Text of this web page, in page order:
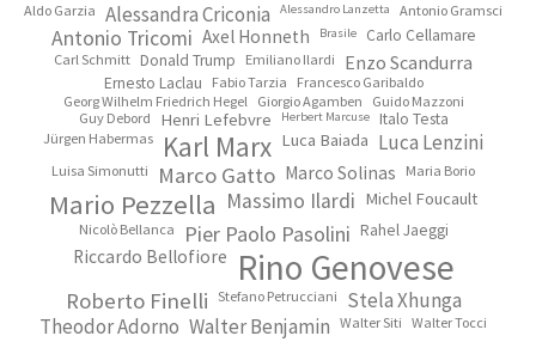
Aldo Garzia Alessandra Criconia Alessandro Lanzetta Antonio Gramsci
Antonio Tricomi Axel Honneth Brasile Carlo Cellamare
Carl Schmitt Donald Trump Emiliano Ilardi Enzo Scandurra
Ernesto Laclau Fabio Tarzia
Francesco Garibaldo
Georg Wilhelm Friedrich Hegel
Giorgio Agamben
Guido Mazzoni
Guy Debord
Henri Lefebvre Herbert Marcuse Italo Testa
Jürgen Habermas Karl Marx Luca Baiada Luca Lenzini
Luisa Simonutti Marco Gatto Marco Solinas Maria Borio
Mario Pezzella Massimo Ilardi Michel Foucault
Nicolò Bellanca Pier Paolo Pasolini Rahel Jaeggi
Riccardo Bellofiore Rino Genovese
Roberto Finelli Stefano Petrucciani
Stela Xhunga
Theodor Adorno Walter Benjamin Walter Siti Walter Tocci